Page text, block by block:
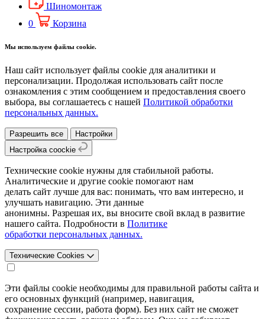
Шиномонтаж
0
Корзина
Мы используем файлы cookie.
Наш сайт использует файлы cookie для аналитики и
персонализации. Продолжая использовать сайт после
ознакомления с этим сообщением и предоставления своего
выбора, вы соглашаетесь с нашей Политикой обработки
персональных данных.
Разрешить все
Настройки
Настройка coockie
Технические cookie нужны для стабильной работы.
Аналитические и другие cookie помогают нам
делать сайт лучше для вас: понимать, что вам интересно, и
улучшать навигацию. Эти данные
анонимны. Разрешая их, вы вносите свой вклад в развитие
нашего сайта. Подробности в Политике
обработки персональных данных.
Технические Cookies
Эти файлы cookie необходимы для правильной работы сайта и
его основных функций (например, навигация,
сохранение сессии, работа форм). Без них сайт не сможет